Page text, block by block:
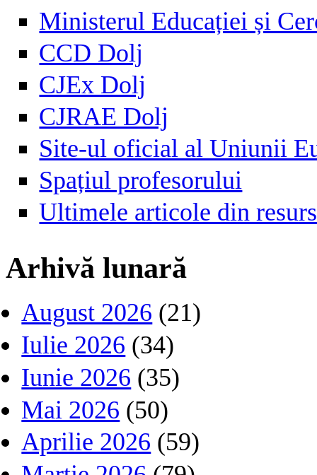
Ministerul Educației și
CCD Dolj
CJEx Dolj
CJRAE Dolj
Site-ul oficial al Uniunii
Spațiul profesorului
Ultimele articole din
Arhivă lunară
August 2026 (21)
Iulie 2026 (34)
Iunie 2026 (35)
Mai 2026 (50)
Aprilie 2026 (59)